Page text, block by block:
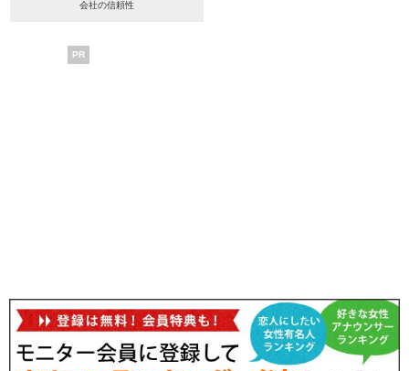
会社の信頼性
PR